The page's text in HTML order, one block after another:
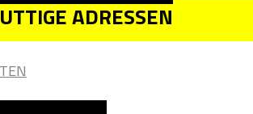
ADRESSEN